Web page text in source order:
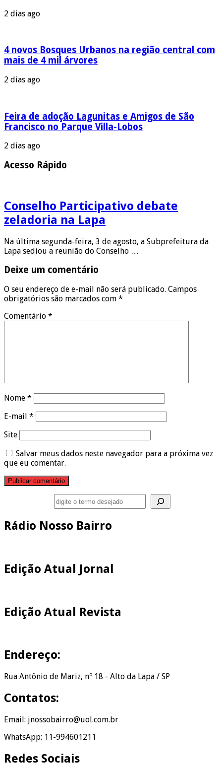
2 dias ago
4 novos Bosques Urbanos na região central com
mais de 4 mil árvores
2 dias ago
Feira de adoção Lagunitas e Amigos de São
Francisco no Parque Villa-Lobos
2 dias ago
Acesso Rápido
Conselho Participativo debate
zeladoria na Lapa
Na última segunda-feira, 3 de agosto, a Subprefeitura da
Lapa sediou a reunião do Conselho …
Deixe um comentário
O seu endereço de e-mail não será publicado. Campos
obrigatórios são marcados com *
Comentário *
Nome *
E-mail *
Site
Salvar meus dados neste navegador para a próxima vez
que eu comentar.
Rádio Nosso Bairro
Edição Atual Jornal
Edição Atual Revista
Endereço:
Rua Antônio de Mariz, nº 18 - Alto da Lapa / SP
Contatos:
Email: jnossobairro@uol.com.br
WhatsApp: 11-994601211
Redes Sociais